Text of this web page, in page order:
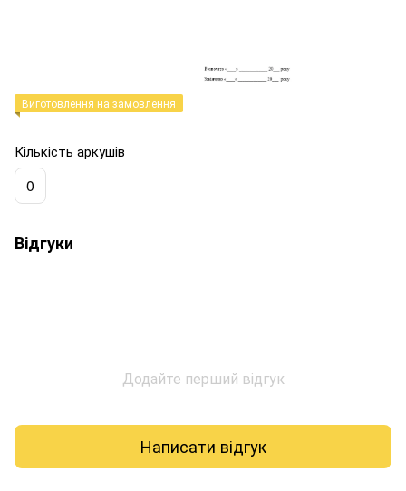
Виготовлення на замовлення
Кількість аркушів
0
Відгуки
Додайте перший відгук
Написати відгук